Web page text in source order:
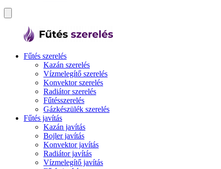
Fűtés szerelés
Kazán szerelés
Vízmelegítő szerelés
Konvektor szerelés
Radiátor szerelés
Fűtésszerelés
Gázkészülék szerelés
Fűtés javítás
Kazán javítás
Bojler javítás
Konvektor javítás
Radiátor javítás
Vízmelegítő javítás